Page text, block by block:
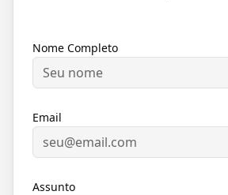
Nome Completo
Email
Assunto